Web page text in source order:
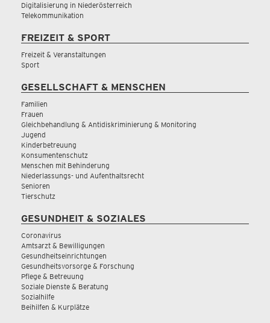
Digitalisierung in Niederösterreich
Telekommunikation
FREIZEIT & SPORT
Freizeit & Veranstaltungen
Sport
GESELLSCHAFT & MENSCHEN
Familien
Frauen
Gleichbehandlung & Antidiskriminierung & Monitoring
Jugend
Kinderbetreuung
Konsumentenschutz
Menschen mit Behinderung
Niederlassungs- und Aufenthaltsrecht
Senioren
Tierschutz
GESUNDHEIT & SOZIALES
Coronavirus
Amtsarzt & Bewilligungen
Gesundheitseinrichtungen
Gesundheitsvorsorge & Forschung
Pflege & Betreuung
Soziale Dienste & Beratung
Sozialhilfe
Beihilfen & Kurplätze